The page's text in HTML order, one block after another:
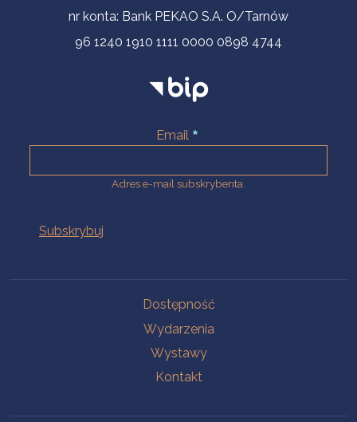
nr konta: Bank PEKAO S.A. O/Tarnów
96 1240 1910 1111 0000 0898 4744
Email
Adres e-mail subskrybenta.
Dostępność
Wydarzenia
Wystawy
Kontakt